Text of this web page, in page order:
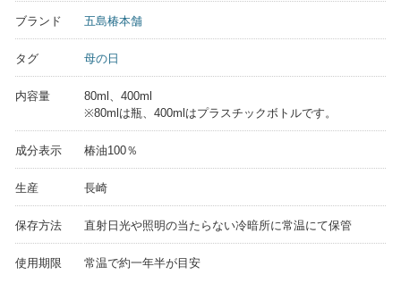
ブランド 五島椿本舗
タグ 母の日
内容量
80ml、400ml
※80mlは瓶、400mlはプラスチックボトルです。
成分表示 椿油100％
生産 長崎
保存方法 直射日光や照明の当たらない冷暗所に常温にて保管
使用期限 常温で約一年半が目安